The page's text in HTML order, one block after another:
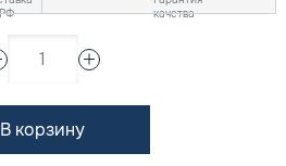
1
В корзину